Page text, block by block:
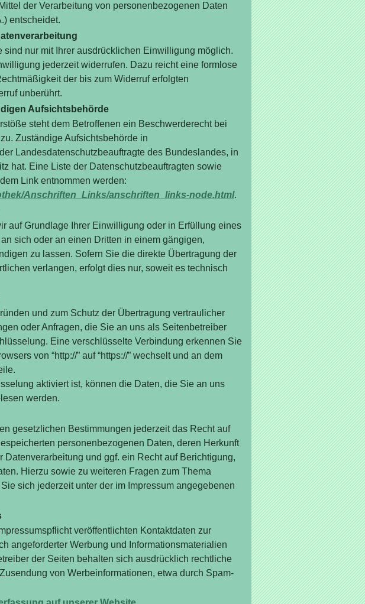
der Verarbeitung von personenbezogenen Daten
entscheidet.
nur mit Ihrer ausdrücklichen Einwilligung möglich.
jederzeit widerrufen. Dazu reicht eine formlose
der bis zum Widerruf erfolgten
unberührt.
Aufsichtsbehörde
steht dem Betroffenen ein Beschwerderecht bei
Zuständige Aufsichtsbehörde in
Landesdatenschutzbeauftragte des Bundeslandes, in
hat. Eine Liste der Datenschutzbeauftragten sowie
Link entnommen werden:
Anschriften_Links/anschriften_links-node.html.
auf Grundlage Ihrer Einwilligung oder in Erfüllung eines
sich oder an einen Dritten in einem gängigen,
zu lassen. Sofern Sie die direkte Übertragung der
verlangen, erfolgt dies nur, soweit es technisch
und zum Schutz der Übertragung vertraulicher
oder Anfragen, die Sie an uns als Seitenbetreiber
Eine verschlüsselte Verbindung erkennen Sie
von “http://” auf “https://” wechselt und an dem
aktiviert ist, können die Daten, die Sie an uns
werden.
gesetzlichen Bestimmungen jederzeit das Recht auf
personenbezogenen Daten, deren Herkunft
Datenverarbeitung und ggf. ein Recht auf Berichtigung,
Hierzu sowie zu weiteren Fragen zum Thema
sich jederzeit unter der im Impressum angegebenen
veröffentlichten Kontaktdaten zur
angeforderter Werbung und Informationsmaterialien
der Seiten behalten sich ausdrücklich rechtliche
von Werbeinformationen, etwa durch Spam-